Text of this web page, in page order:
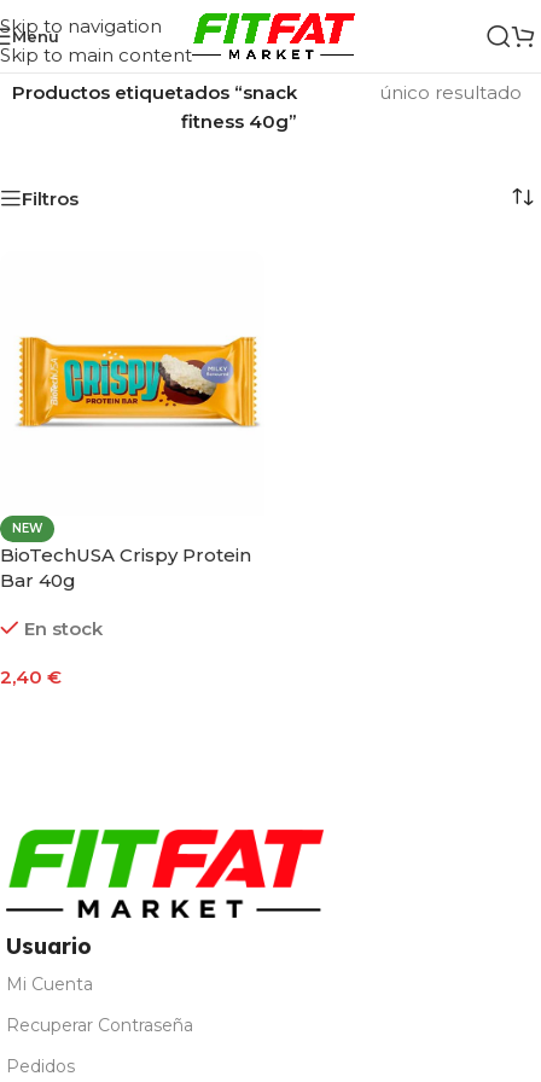
Skip to navigation
Skip to main content
Menu
Inicio/
Productos etiquetados “snack
fitness 40g”
único resultado
Filtros
NEW
BioTechUSA Crispy Protein
Bar 40g
En stock
2,40 €
Usuario
Mi Cuenta
Recuperar Contraseña
Pedidos